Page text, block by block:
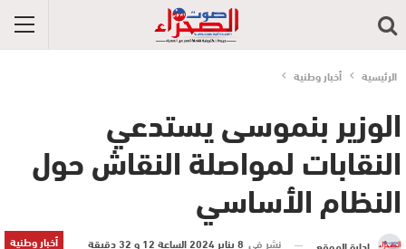
الرئيسية أخبار وطنية
الوزير بنموسى يستدعي
النقابات لمواصلة النقاش حول
النظام الأساسي
أخبار وطنية نشر في 8 يناير 2024 الساعة 12 و 32 دقيقة